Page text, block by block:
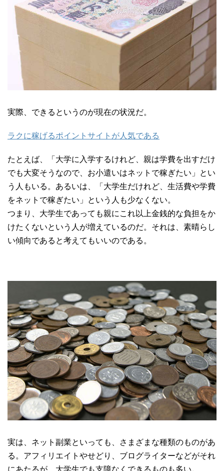
実際、できるというのが現在の状況だ。
ラクに稼げるポイントサイトが人気である
たとえば、「大学に入学するけれど、親は学費を出すだけ
でも大変そうなので、お小遣いはネットで稼ぎたい」とい
う人もいる。あるいは、「大学生だけれど、生活費や学費
をネットで稼ぎたい」という人も少なくない。
つまり、大学生であっても親にこれ以上金銭的な負担をか
けたくないという人が増えているのだ。それは、素晴らし
い傾向であると考えてもいいのである。
実は、ネット副業といっても、さまざまな種類のものがあ
る。アフィリエイトやせどり、ブログライターなどがそれ
にあたるが、大学生でも支障なくできるものも多い。